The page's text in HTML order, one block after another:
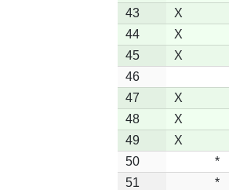
43
X
44
X
45
X
46
47
X
48
X
49
X
50
*
51
*